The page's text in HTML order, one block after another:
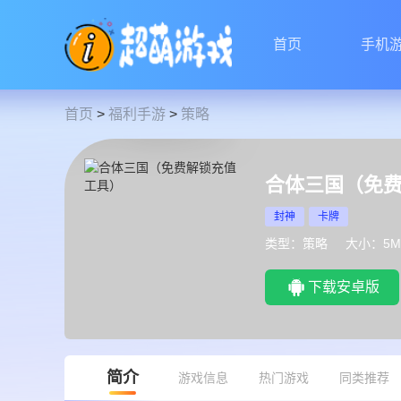
首页 手机
首页 > 福利手游 > 策略
合体三国（免
封神 卡牌
类型：策略 大小：
下载安卓版
简介 游戏信息 热门游戏 同类推荐